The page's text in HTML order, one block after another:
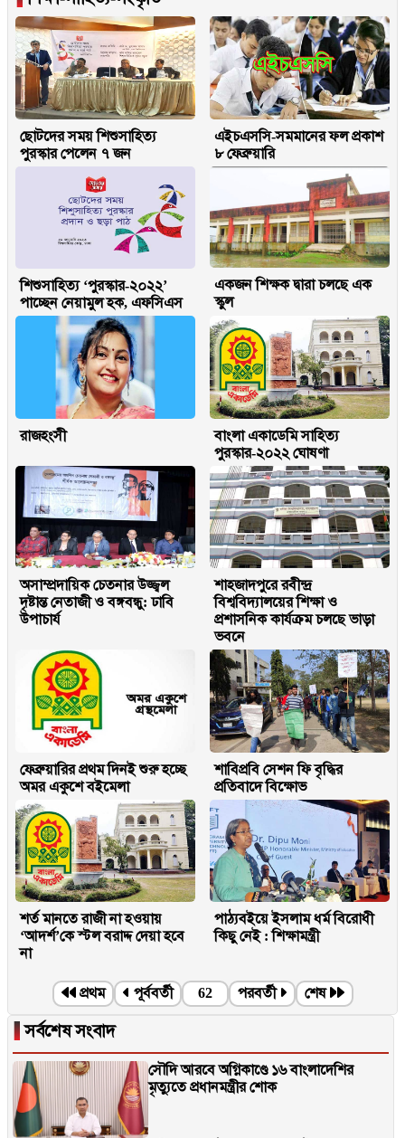
ছোটদের সময় শিশুসাহিত্য
পুরস্কার পেলেন ৭ জন
এইচএসসি-সমমানের ফল প্রকাশ
৮ ফেব্রুয়ারি
শিশুসাহিত্য ‘পুরস্কার-২০২২’
পাচ্ছেন নেয়ামুল হক, এফসিএস
একজন শিক্ষক দ্বারা চলছে এক
স্কুল
রাজহংসী
বাংলা একাডেমি সাহিত্য
পুরস্কার-২০২২ ঘোষণা
অসাম্প্রদায়িক চেতনার উজ্জ্বল
দৃষ্টান্ত নেতাজী ও বঙ্গবন্ধু: ঢাবি
উপাচার্য
শাহজাদপুরে রবীন্দ্র
বিশ্ববিদ্যালয়ের শিক্ষা ও
প্রশাসনিক কার্যক্রম চলছে ভাড়া
ভবনে
ফেব্রুয়ারির প্রথম দিনই শুরু হচ্ছে
অমর একুশে বইমেলা
শাবিপ্রবি সেশন ফি বৃদ্ধির
প্রতিবাদে বিক্ষোভ
শর্ত মানতে রাজী না হওয়ায়
‘আদর্শ’কে স্টল বরাদ্দ দেয়া হবে
না
পাঠ্যবইয়ে ইসলাম ধর্ম বিরোধী
কিছু নেই : শিক্ষামন্ত্রী
প্রথম পূর্ববর্তী 62 পরবর্তী শেষ
▐সর্বশেষ সংবাদ
সৌদি আরবে অগ্নিকাণ্ডে ১৬ বাংলাদেশির
মৃত্যুতে প্রধানমন্ত্রীর শোক